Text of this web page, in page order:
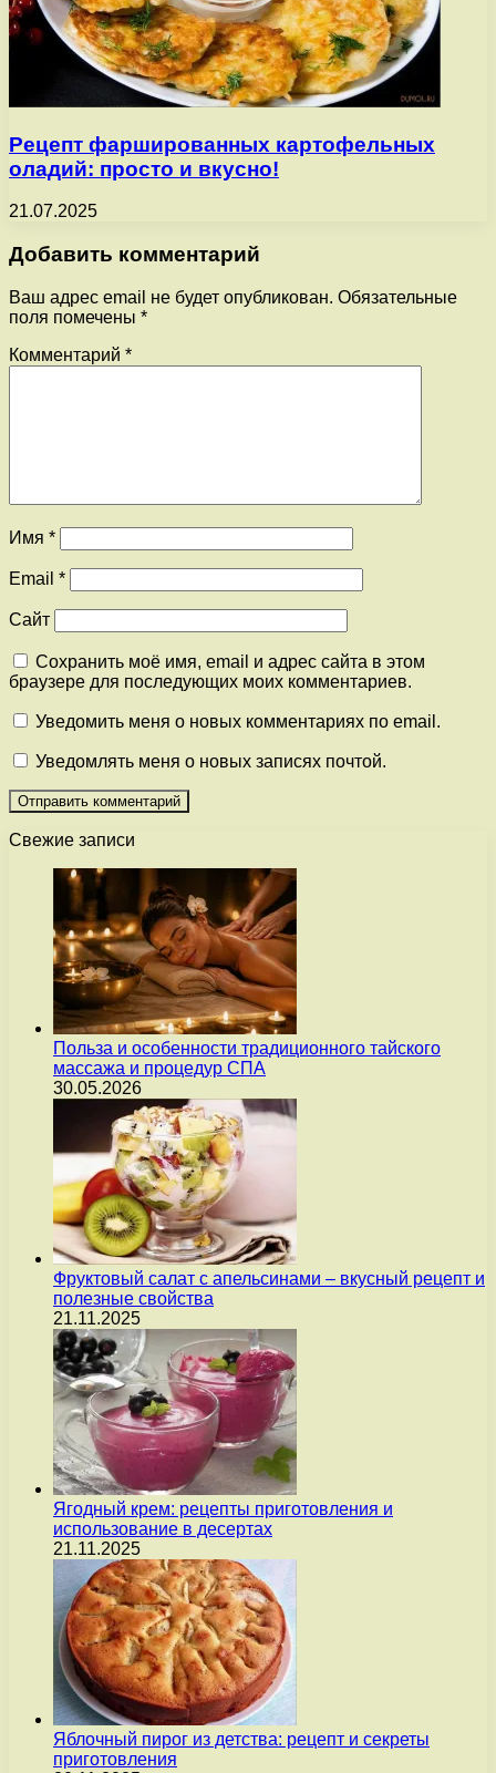
Рецепт фаршированных картофельных
оладий: просто и вкусно!
21.07.2025
Добавить комментарий
Ваш адрес email не будет опубликован. Обязательные
поля помечены *
Комментарий *
Имя *
Email *
Сайт
Сохранить моё имя, email и адрес сайта в этом
браузере для последующих моих комментариев.
Уведомить меня о новых комментариях по email.
Уведомлять меня о новых записях почтой.
Свежие записи
Польза и особенности традиционного тайского
массажа и процедур СПА
30.05.2026
Фруктовый салат с апельсинами – вкусный рецепт и
полезные свойства
21.11.2025
Ягодный крем: рецепты приготовления и
использование в десертах
21.11.2025
Яблочный пирог из детства: рецепт и секреты
приготовления